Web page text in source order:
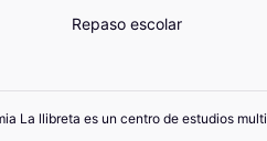
Repaso escolar
La llibreta es un centro de estudios